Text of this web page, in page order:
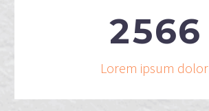
2566
Lorem ipsum dolor